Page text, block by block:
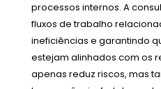
processos internos. A
fluxos de trabalho
ineficiências e garantindo
estejam alinhados com os
apenas reduz riscos, mas